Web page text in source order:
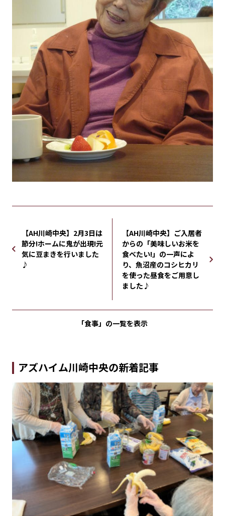
【AH川崎中央】2月3日は
節分!ホームに鬼が出現!元
気に豆まきを行いました
♪
【AH川崎中央】ご入居者
からの「美味しいお米を
食べたい!」の一声によ
り、魚沼産のコシヒカリ
を使った昼食をご用意し
ました♪
「食事」の一覧を表示
アズハイム川崎中央の新着記事